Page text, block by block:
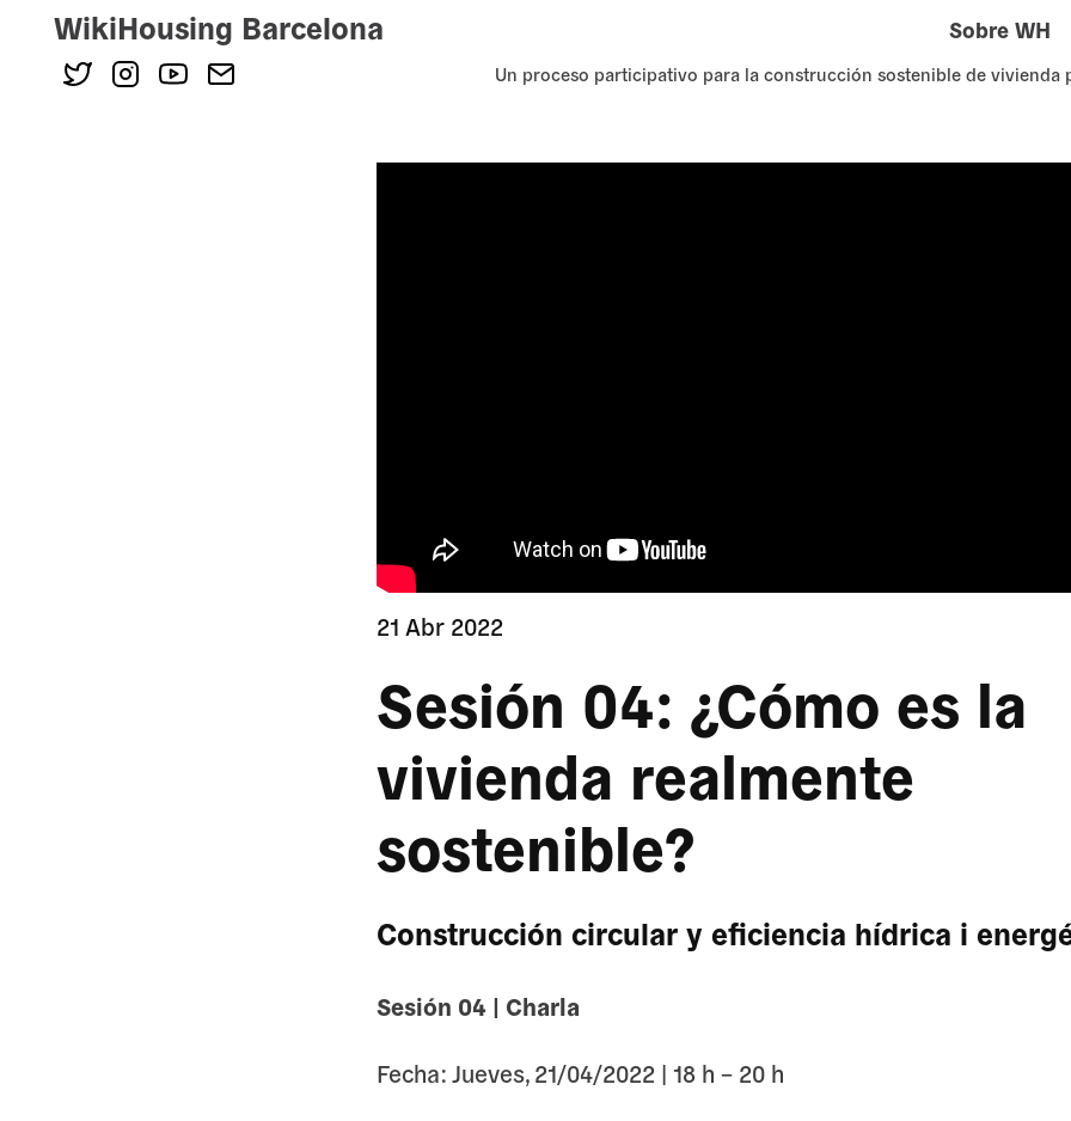
WikiHousing Barcelona Sobre WH
Un proceso participativo para la construcción sostenible de vivienda
21 Abr 2022
Sesión 04: ¿Cómo es la
vivienda realmente
sostenible?
Construcción circular y eficiencia hídrica i
Sesión 04 | Charla
Fecha: Jueves, 21/04/2022 | 18 h – 20 h